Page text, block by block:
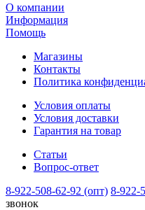
О компании
Информация
Помощь
Магазины
Контакты
Политика
Условия оплаты
Условия доставки
Гарантия на товар
Статьи
Вопрос-ответ
8-922-508-62-92 (опт) 8-922-
звонок